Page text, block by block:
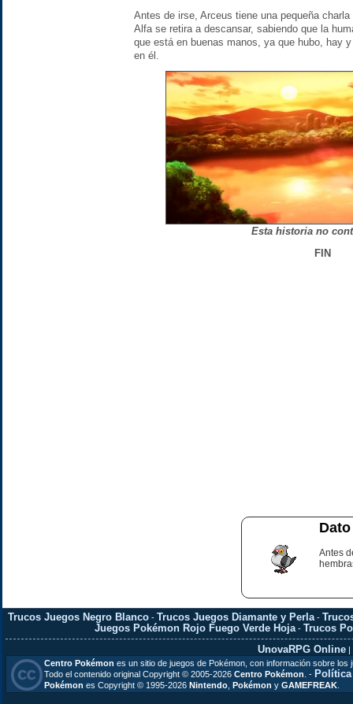
Antes de irse, Arceus tiene una pequeña
Alfa se retira a descansar, sabiendo que la
que está en buenas manos, ya que hubo, hay
en él.
Esta historia no
FIN
Antes
Trucos Juegos Negro Blanco -Trucos Juegos Diamante y Perla -
Juegos Pokémon Rojo Fuego Verde Hoja- Trucos
UnovaRPG Online|
Centro Pokémon es un sitio de juegos de Pokémon, con información sobre
Todo el contenido original Copyright © 2005-2026 Centro Pokémon . -
Pokémon es Copyright © 1995-2026 Nintendo Pokémon y GAMEFREAK